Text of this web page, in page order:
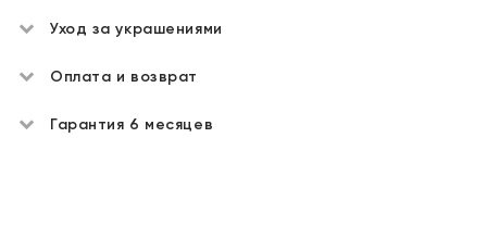
Уход за украшениями
Оплата и возврат
Гарантия 6 месяцев